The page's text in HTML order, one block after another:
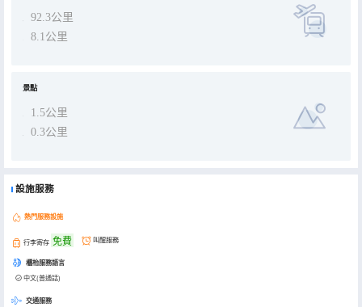
92.3公里
8.1公里
景點
1.5公里
0.3公里
設施服務
熱門服務設施
行李寄存 免費 叫醒服務
櫃枱服務語言
中文(普通話)
交通服務